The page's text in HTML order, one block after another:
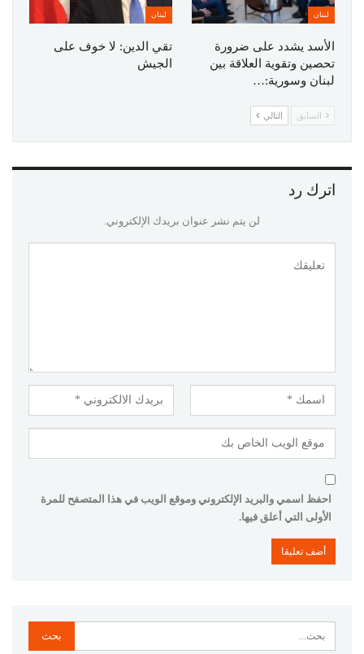
لبنان
الأسد يشدد على ضرورة
تحصين وتقوية العلاقة بين
لبنان وسورية:…
لبنان
تقي الدين: لا خوف على
الجيش
السابق التالي
اترك رد
لن يتم نشر عنوان بريدك الإلكتروني.
احفظ اسمي والبريد الإلكتروني وموقع الويب في هذا المتصفح للمرة
الأولى التي أعلق فيها.